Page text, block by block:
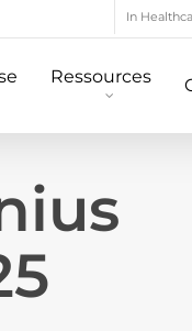
In
Ressources